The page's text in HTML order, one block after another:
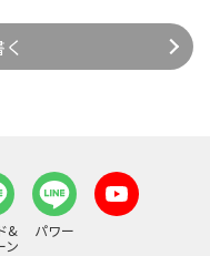
&
ン
パワー